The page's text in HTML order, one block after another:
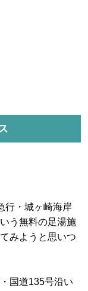
行・城ヶ崎海岸
う無料の足湯施
みようと思いつ
国道135号沿い